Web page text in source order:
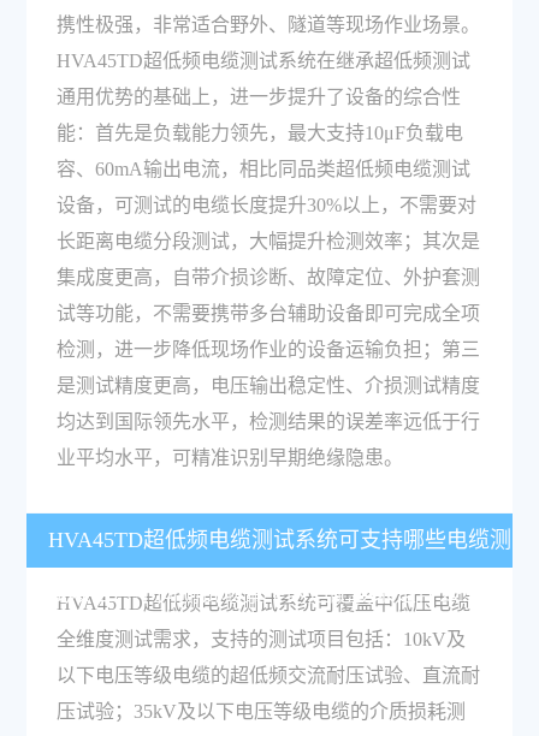
携性极强，非常适合野外、隧道等现场作业场景。
HVA45TD超低频电缆测试系统在继承超低频测试
通用优势的基础上，进一步提升了设备的综合性
能：首先是负载能力领先，最大支持10μF负载电
容、60mA输出电流，相比同品类超低频电缆测试
设备，可测试的电缆长度提升30%以上，不需要对
长距离电缆分段测试，大幅提升检测效率；其次是
集成度更高，自带介损诊断、故障定位、外护套测
试等功能，不需要携带多台辅助设备即可完成全项
检测，进一步降低现场作业的设备运输负担；第三
是测试精度更高，电压输出稳定性、介损测试精度
均达到国际领先水平，检测结果的误差率远低于行
业平均水平，可精准识别早期绝缘隐患。
HVA45TD超低频电缆测试系统可支持哪些电缆测
试项目？不同测试场景下的适配要求是什么？
HVA45TD超低频电缆测试系统可覆盖中低压电缆
全维度测试需求，支持的测试项目包括：10kV及
以下电压等级电缆的超低频交流耐压试验、直流耐
压试验；35kV及以下电压等级电缆的介质损耗测